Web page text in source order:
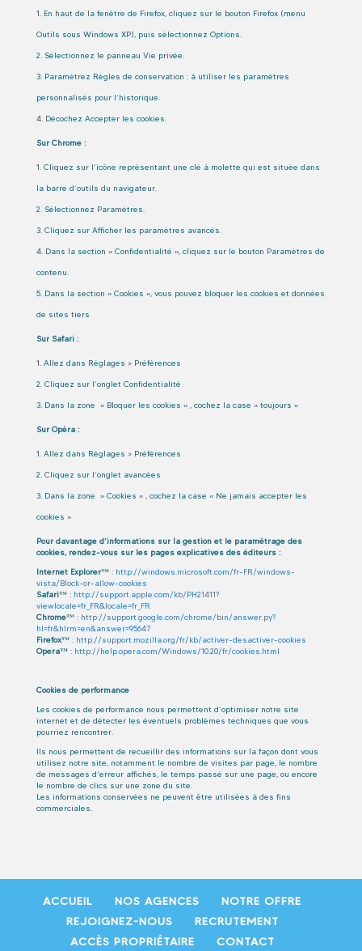
En haut de la fenêtre de Firefox, cliquez sur le bouton Firefox (menu
Outils sous Windows XP), puis sélectionnez Options.
Sélectionnez le panneau Vie privée.
Paramétrez Règles de conservation : à utiliser les paramètres
personnalisés pour l’historique.
Décochez Accepter les cookies.
Sur Chrome :
Cliquez sur l’icône représentant une clé à molette qui est située dans
la barre d’outils du navigateur.
Sélectionnez Paramètres.
Cliquez sur Afficher les paramètres avancés.
Dans la section « Confidentialité », cliquez sur le bouton Paramètres de
contenu.
Dans la section « Cookies », vous pouvez bloquer les cookies et données
de sites tiers
Sur Safari :
Allez dans Réglages > Préférences
Cliquez sur l’onglet Confidentialité
Dans la zone » Bloquer les cookies « , cochez la case « toujours »
Sur Opéra :
Allez dans Réglages > Préférences
Cliquez sur l’onglet avancées
Dans la zone » Cookies « , cochez la case « Ne jamais accepter les
cookies »
Pour davantage d’informations sur la gestion et le paramétrage des
cookies, rendez-vous sur les pages explicatives des éditeurs :
Internet Explorer™: http://windows.microsoft.com/fr-FR/windows-
vista/Block-or-allow-cookies
Safari™: http://support.apple.com/kb/PH21411?
viewlocale=fr_FR&locale=fr_FR
Chrome™: http://support.google.com/chrome/bin/answer.py?
hl=fr&hlrm=en&answer=95647
Firefox™: http://support.mozilla.org/fr/kb/activer-desactiver-cookies
Opera™: http://help.opera.com/Windows/10.20/fr/cookies.html
Cookies de performance
Les cookies de performance nous permettent d’optimiser notre site
internet et de détecter les éventuels problèmes techniques que vous
pourriez rencontrer.
Ils nous permettent de recueillir des informations sur la façon dont vous
utilisez notre site, notamment le nombre de visites par page, le nombre
de messages d’erreur affichés, le temps passé sur une page, ou encore
le nombre de clics sur une zone du site.
Les informations conservées ne peuvent être utilisées à des fins
commerciales.
ACCUEIL NOS AGENCES
NOTRE OFFRE
REJOIGNEZ-NOUS
RECRUTEMENT
ACCÈS PROPRIÉTAIRE
CONTACT